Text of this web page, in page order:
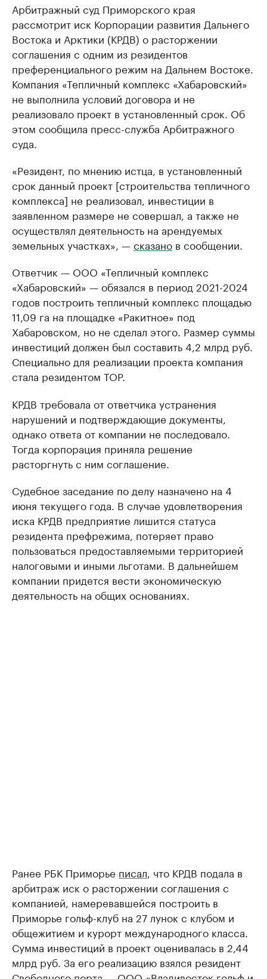
Арбитражный суд Приморского края
рассмотрит иск Корпорации развития Дальнего
Востока и Арктики (КРДВ) о расторжении
соглашения с одним из резидентов
преференциального режим на Дальнем Востоке.
Компания «Тепличный комплекс «Хабаровский»
не выполнила условий договора и не
реализовало проект в установленный срок. Об
этом сообщила пресс-служба Арбитражного
суда.
«Резидент, по мнению истца, в установленный
срок данный проект [строительства тепличного
комплекса] не реализовал, инвестиции в
заявленном размере не совершал, а также не
осуществлял деятельность на арендуемых
земельных участках», —сказано в сообщении.
Ответчик — ООО «Тепличный комплекс
«Хабаровский» — обязался в период 2021-2024
годов построить тепличный комплекс площадью
11,09 га на площадке «Ракитное» под
Хабаровском, но не сделал этого. Размер суммы
инвестиций должен был составить 4,2 млрд руб.
Специально для реализации проекта компания
стала резидентом ТОР.
КРДВ требовала от ответчика устранения
нарушений и подтверждающие документы,
однако ответа от компании не последовало.
Тогда корпорация приняла решение
расторгнуть с ним соглашение.
Судебное заседание по делу назначено на 4
июня текущего года. В случае удовлетворения
иска КРДВ предприятие лишится статуса
резидента префрежима, потеряет право
пользоваться предоставляемыми территорией
налоговыми и иными льготами. В дальнейшем
компании придется вести экономическую
деятельность на общих основаниях.
Ранее РБК Приморье писал, что КРДВ подала в
арбитраж иск о расторжении соглашения с
компанией, намеревавшейся построить в
Приморье гольф-клуб на 27 лунок с клубом и
общежитием и курорт международного класса.
Сумма инвестиций в проект оценивалась в 2,44
млрд руб. За его реализацию взялся резидент